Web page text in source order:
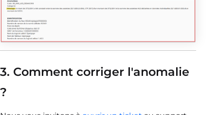
3. Comment corriger l'anomalie
?